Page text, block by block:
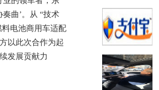
曲’。从 “技术
料电池商用车适配
以此次合作为起
发展贡献力